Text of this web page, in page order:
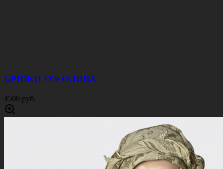
БРЮКИ IX9 ОЛИВА
4500 руб.